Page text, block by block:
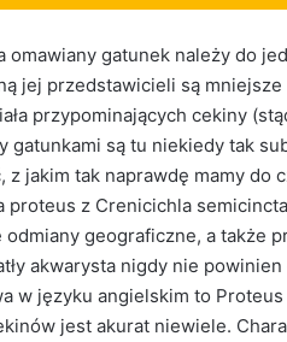
gatunek należy do
jej przedstawicieli są
przypominających cekiny
gatunkami są tu niekiedy tak
jakim tak naprawdę mamy do
z Crenicichla
geograficzne, a także
akwarysta nigdy nie
w języku angielskim to
jest akurat niewiele.